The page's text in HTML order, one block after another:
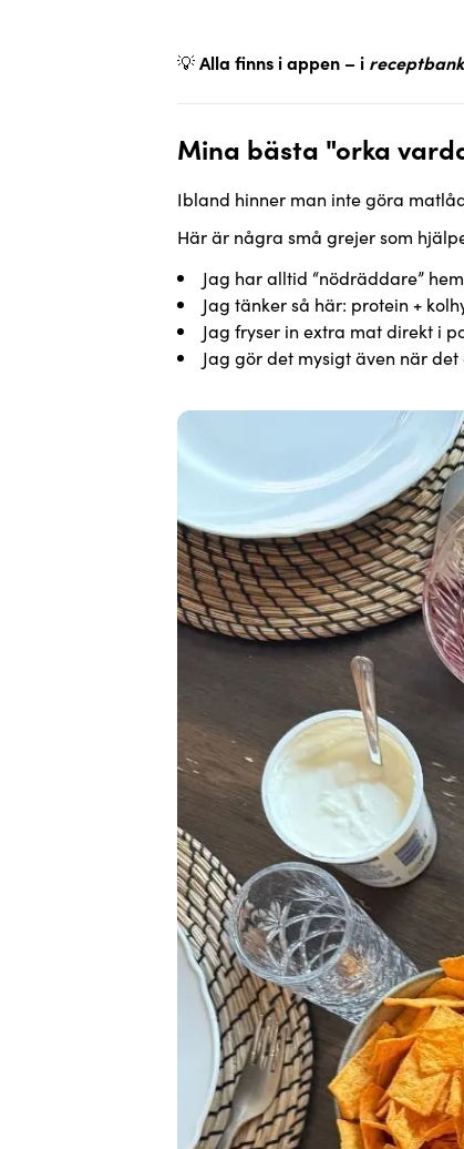
Kycklingkebabrulle
Snabb och billig
Biffwok med ris
Sweet chili halloumi
💡Alla finns i appen – i
Mina bästa "orka
Ibland hinner man inte göra
Här är några små grejer som
Jag har alltid “nödräddare”
Jag tänker så här: protein +
Jag fryser in extra mat direkt i
Jag gör det mysigt även när